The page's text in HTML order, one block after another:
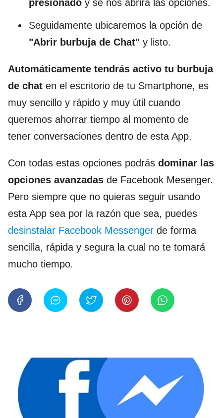
presionado y se nos abrirá las opciones.
Seguidamente ubicaremos la opción de
"Abrir burbuja de Chat" y listo.
Automáticamente tendrás activo tu burbuja
de chat en el escritorio de tu Smartphone, es
muy sencillo y rápido y muy útil cuando
queremos ahorrar tiempo al momento de
tener conversaciones dentro de esta App.
Con todas estas opciones podrás dominar las
opciones avanzadas de Facebook Mesenger.
Pero siempre que no quieras seguir usando
esta App sea por la razón que sea, puedes
desinstalar Facebook Messenger de forma
sencilla, rápida y segura la cual no te tomará
mucho tiempo.